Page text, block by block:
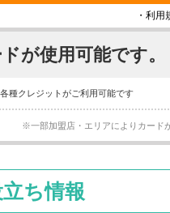
・利用
が使用可能です。
※一部加盟店・エリアによりカード
ち情報